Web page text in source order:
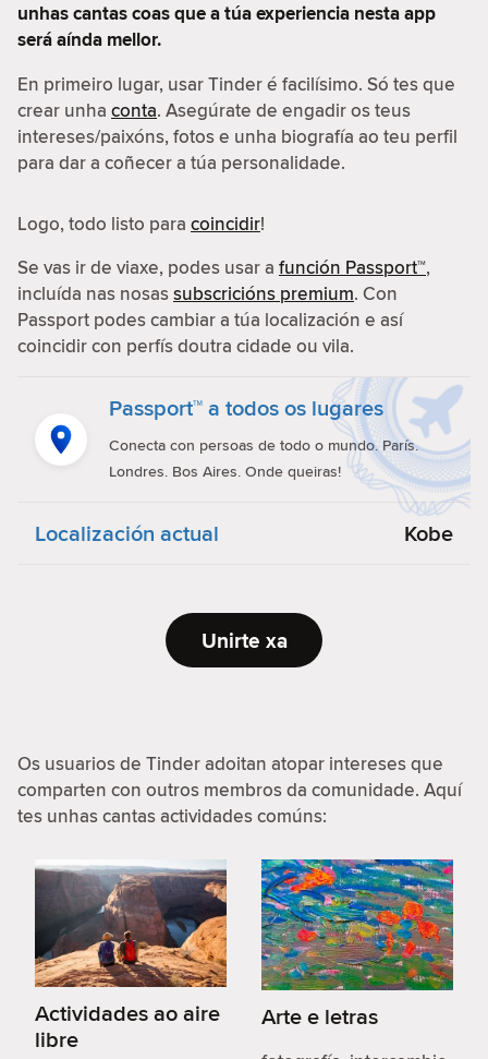
unhas cantas coas que a túa experiencia nesta app
será aínda mellor.
En primeiro lugar, usar Tinder é facilísimo. Só tes que
crear unha conta. Asegúrate de engadir os teus
intereses/paixóns, fotos e unha biografía ao teu perfil
para dar a coñecer a túa personalidade.
Logo, todo listo para coincidir!
Se vas ir de viaxe, podes usar a función Passport™,
incluída nas nosassubscricións premium. Con
Passport podes cambiar a túa localización e así
coincidir con perfís doutra cidade ou vila.
Passport™ a todos os lugares
Conecta con persoas de todo o mundo. París.
Londres. Bos Aires. Onde queiras!
Localización actual Kobe
Unirte xa
Os usuarios de Tinder adoitan atopar intereses que
comparten con outros membros da comunidade. Aquí
tes unhas cantas actividades comúns:
Actividades ao aire
libre
Arte e letras